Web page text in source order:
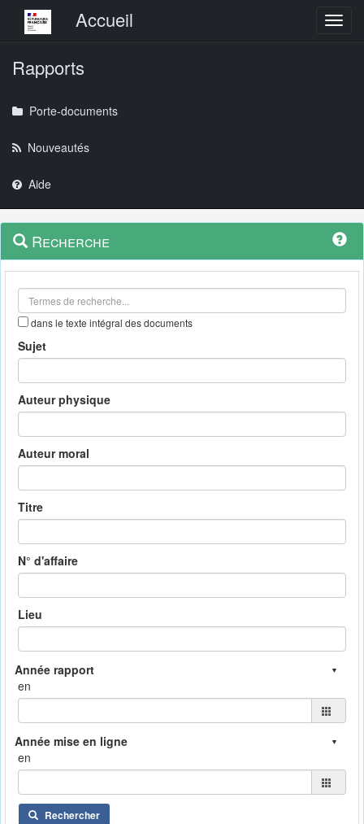
Menu principalAccueil
Rapports
Porte-documents
Nouveautés
Aide
Navigation
outils
Menu
contextuel
Recherche
dans le texte intégral des documents
Sujet
Auteur physique
Auteur moral
Titre
N° d'affaire
Lieu
en
en
Rechercher